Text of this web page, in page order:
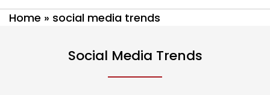
Home » social media trends
Social Media Trends